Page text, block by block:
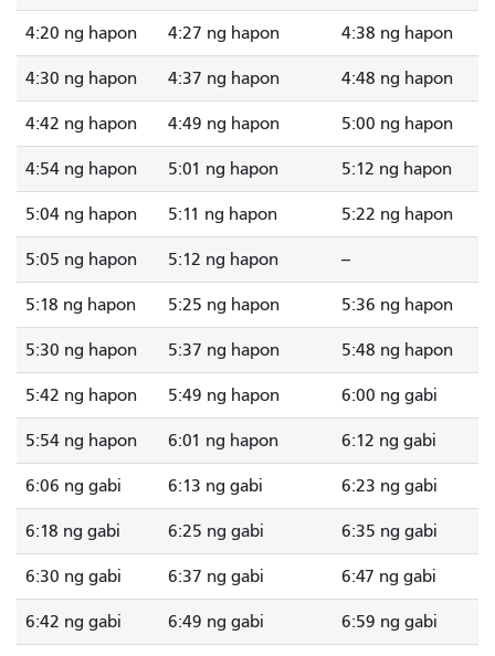
4:20 ng hapon 4:27 ng hapon 4:38 ng hapon
4:30 ng hapon 4:37 ng hapon 4:48 ng hapon
4:42 ng hapon 4:49 ng hapon 5:00 ng hapon
4:54 ng hapon 5:01 ng hapon 5:12 ng hapon
5:04 ng hapon 5:11 ng hapon 5:22 ng hapon
5:05 ng hapon 5:12 ng hapon --
5:18 ng hapon 5:25 ng hapon 5:36 ng hapon
5:30 ng hapon 5:37 ng hapon 5:48 ng hapon
5:42 ng hapon 5:49 ng hapon 6:00 ng gabi
5:54 ng hapon 6:01 ng hapon 6:12 ng gabi
6:06 ng gabi 6:13 ng gabi 6:23 ng gabi
6:18 ng gabi 6:25 ng gabi 6:35 ng gabi
6:30 ng gabi 6:37 ng gabi 6:47 ng gabi
6:42 ng gabi 6:49 ng gabi 6:59 ng gabi